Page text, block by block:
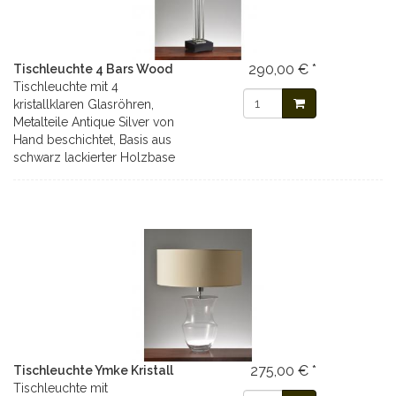
Tischleuchte 4 Bars Wood
Tischleuchte mit 4
kristallklaren Glasröhren,
Metalteile Antique Silver von
Hand beschichtet, Basis aus
schwarz lackierter Holzbase
290,00 € *
Tischleuchte Ymke Kristall
Tischleuchte mit
275,00 € *